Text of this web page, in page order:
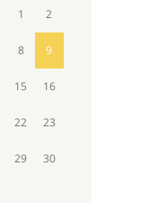
1 2
8 9
15 16
22 23
29 30